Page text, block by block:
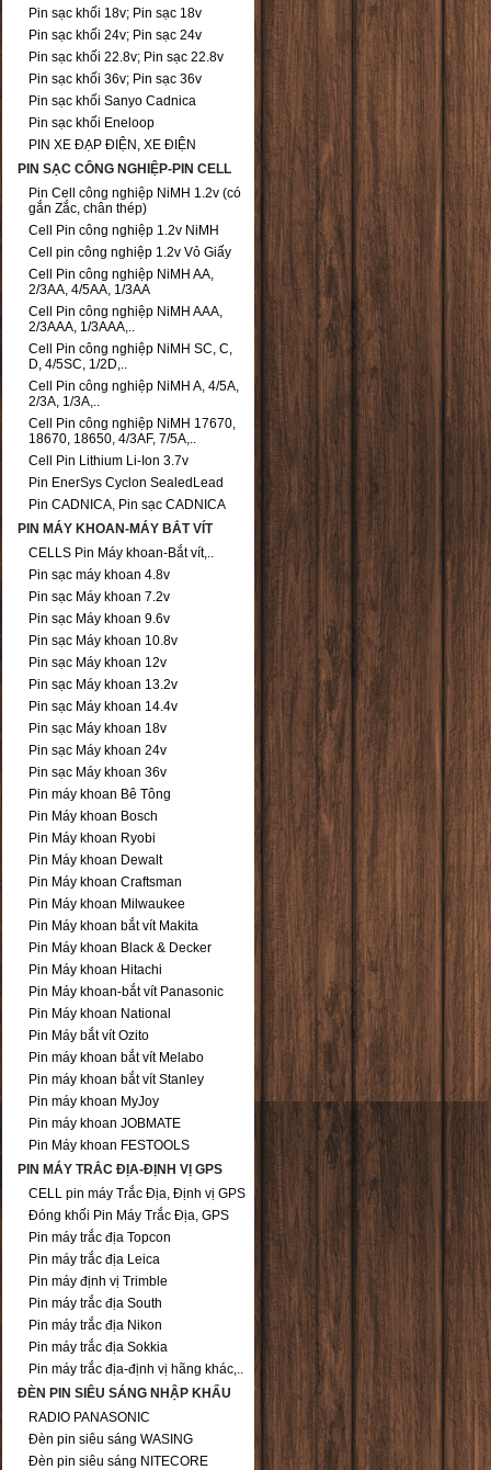
Pin sạc khối 18v; Pin sạc 18v
Pin sạc khối 24v; Pin sạc 24v
Pin sạc khối 22.8v; Pin sạc 22.8v
Pin sạc khối 36v; Pin sạc 36v
Pin sạc khối Sanyo Cadnica
Pin sạc khối Eneloop
PIN XE ĐẠP ĐIỆN, XE ĐIỆN
PIN SẠC CÔNG NGHIỆP-PIN CELL
Pin Cell công nghiệp NiMH 1.2v (có
gắn Zắc, chân thép)
Cell Pin công nghiệp 1.2v NiMH
Cell pin công nghiệp 1.2v Vỏ Giấy
Cell Pin công nghiệp NiMH AA,
2/3AA, 4/5AA, 1/3AA
Cell Pin công nghiệp NiMH AAA,
2/3AAA, 1/3AAA,..
Cell Pin công nghiệp NiMH SC, C,
D, 4/5SC, 1/2D,..
Cell Pin công nghiệp NiMH A, 4/5A,
2/3A, 1/3A,..
Cell Pin công nghiệp NiMH 17670,
18670, 18650, 4/3AF, 7/5A,..
Cell Pin Lithium Li-Ion 3.7v
Pin EnerSys Cyclon SealedLead
Pin CADNICA, Pin sạc CADNICA
PIN MÁY KHOAN-MÁY BẮT VÍT
CELLS Pin Máy khoan-Bắt vít,..
Pin sạc máy khoan 4.8v
Pin sạc Máy khoan 7.2v
Pin sạc Máy khoan 9.6v
Pin sạc Máy khoan 10.8v
Pin sạc Máy khoan 12v
Pin sạc Máy khoan 13.2v
Pin sạc Máy khoan 14.4v
Pin sạc Máy khoan 18v
Pin sạc Máy khoan 24v
Pin sạc Máy khoan 36v
Pin máy khoan Bê Tông
Pin Máy khoan Bosch
Pin Máy khoan Ryobi
Pin Máy khoan Dewalt
Pin Máy khoan Craftsman
Pin Máy khoan Milwaukee
Pin Máy khoan bắt vít Makita
Pin Máy khoan Black & Decker
Pin Máy khoan Hitachi
Pin Máy khoan-bắt vít Panasonic
Pin Máy khoan National
Pin Máy bắt vít Ozito
Pin máy khoan bắt vít Melabo
Pin máy khoan bắt vít Stanley
Pin máy khoan MyJoy
Pin máy khoan JOBMATE
Pin Máy khoan FESTOOLS
PIN MÁY TRẮC ĐỊA-ĐỊNH VỊ GPS
CELL pin máy Trắc Địa, Định vị GPS
Đóng khối Pin Máy Trắc Địa, GPS
Pin máy trắc địa Topcon
Pin máy trắc địa Leica
Pin máy định vị Trimble
Pin máy trắc địa South
Pin máy trắc địa Nikon
Pin máy trắc địa Sokkia
Pin máy trắc địa-định vị hãng khác,..
ĐÈN PIN SIÊU SÁNG NHẬP KHẨU
RADIO PANASONIC
Đèn pin siêu sáng WASING
Đèn pin siêu sáng NITECORE